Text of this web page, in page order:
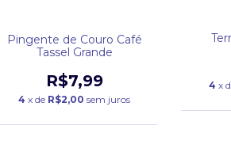
Pingente de Couro Café
Tassel Grande
R$7,99
4 x de R$2,00 sem juros
4 x